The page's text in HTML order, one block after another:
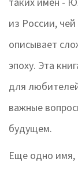
из России,
описывает
эпоху. Эта
для
важные
будущем.
Еще одно имя,